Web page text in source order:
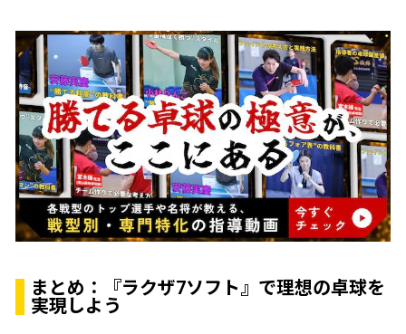
まとめ：『ラクザ7ソフト』で理想の卓球を
実現しよう